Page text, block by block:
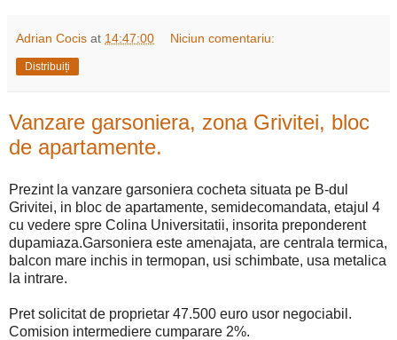
Adrian Cocis at 14:47:00 Niciun comentariu:
Distribuiți
Vanzare garsoniera, zona Grivitei, bloc
de apartamente.
Prezint la vanzare garsoniera cocheta situata pe B-dul
Grivitei, in bloc de apartamente, semidecomandata, etajul 4
cu vedere spre Colina Universitatii, insorita preponderent
dupamiaza.Garsoniera este amenajata, are centrala termica,
balcon mare inchis in termopan, usi schimbate, usa metalica
la intrare.
Pret solicitat de proprietar 47.500 euro usor negociabil.
Comision intermediere cumparare 2%.